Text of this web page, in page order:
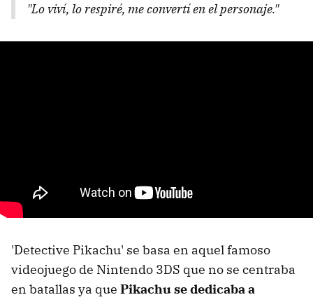
"Lo viví, lo respiré, me convertí en el personaje."
'Detective Pikachu' se basa en aquel famoso
videojuego de Nintendo 3DS que no se centraba
en batallas ya que Pikachu se dedicaba a